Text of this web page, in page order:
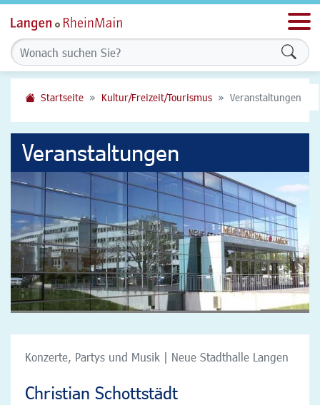
Startseite Kultur/Freizeit/Tourismus Veranstaltungen
Veranstaltungen
Konzerte, Partys und Musik | Neue Stadthalle Langen
Christian Schottstädt